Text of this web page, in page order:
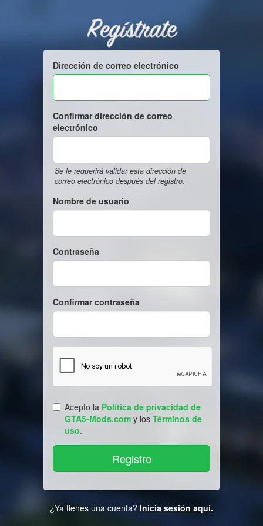
Regístrate
Dirección de correo electrónico
Confirmar dirección de correo
electrónico
Se le requerirá validar esta dirección de
correo electrónico después del registro.
Nombre de usuario
Contraseña
Confirmar contraseña
Acepto la Política de privacidad de
GTA5-Mods.com y los Términos de
uso.
¿Ya tienes una cuenta? Inicia sesión aquí.